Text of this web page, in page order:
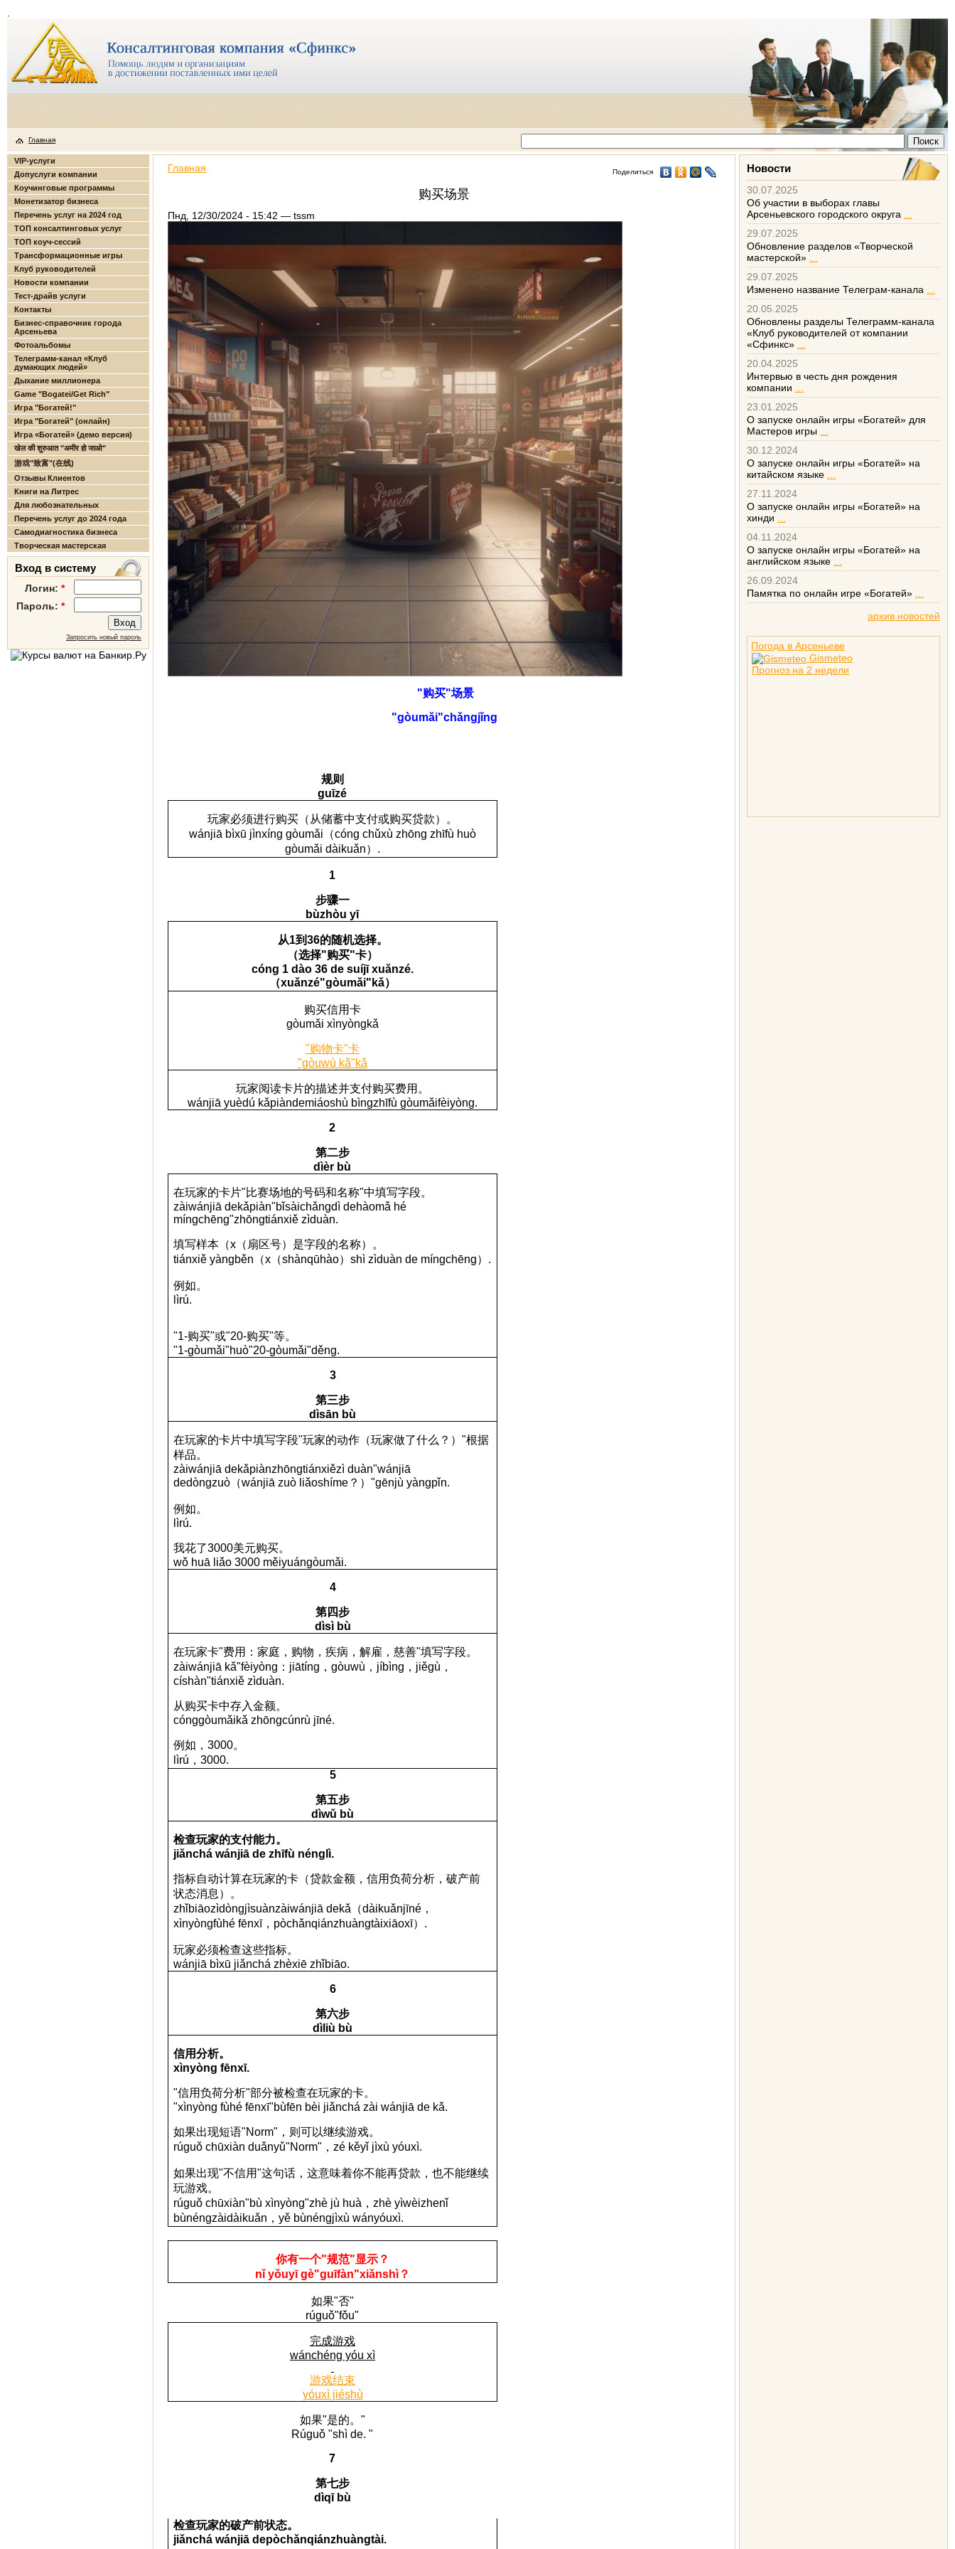
Главная
VIP-услуги
Допуслуги компании
Коучинговые программы
Монетизатор бизнеса
Перечень услуг на 2024 год
ТОП консалтинговых услуг
ТОП коуч-сессий
Трансформационные игры
Клуб руководителей
Новости компании
Тест-драйв услуги
Контакты
Бизнес-справочник города
Арсеньева
Фотоальбомы
Телеграмм-канал «Клуб
думающих людей»
Дыхание миллионера
Game "Bogatei/Get Rich"
Игра "Богатей!"
Игра "Богатей" (онлайн)
Игра «Богатей» (демо версия)
खेल की शुरुआत "अमीर हो जाओ"
游戏"致富"(在线)
Отзывы Клиентов
Книги на Литрес
Для любознательных
Перечень услуг до 2024 года
Самодиагностика бизнеса
Творческая мастерская
Вход в систему
Логин: *
Пароль: *
Запросить новый пароль
Поделиться
Главная
购买场景
Пнд, 12/30/2024 - 15:42 — tssm
"购买"场景
"gòumǎi"chǎngjǐng
规则
guīzé
玩家必须进行购买 （ 从储蓄中支付或购买贷款）
。
wánjiā bìxū jìnxíng gòumǎi （cóng chǔxù zhōng zhīfù huò
gòumǎi dàikuǎn） .
1
步骤一
bùzhòu yī
从1到36的随机选择。
（选择"购买"卡）
cóng 1 dào 36 de suíjī xuǎnzé.
（xuǎnzé"gòumǎi"kǎ）
购买信用卡
gòumǎi xìnyòngkǎ
"购物卡"卡
"gòuwù kǎ"kǎ
玩家阅读卡片的描述并支付购买费用。
wánjiā yuèdú kǎpiàndemiáoshù bìngzhīfù gòumǎifèiyòng.
2
第二步
dìèr bù
在玩家的卡片"比赛场地的号码和名称"中填写字段。
zàiwánjiādekǎpiàn"bǐsàichǎngdìdehàomǎ hé
míngchēng"zhōngtiánxiězìduàn.
填写样本（x （扇区号）是字段的名称）。
tiánxiě yàngběn （x （shànqūhào）shì zìduàn de míngchēng） .
例如。
lìrú.
"1-购买"或"20-购买"等。
"1-gòumǎi"huò"20-gòumǎi"děng.
3
第三步
dìsān bù
在玩家的卡片中填写字段"玩家的动作（玩家做了什么？）"根据
样品。
zàiwánjiādekǎpiànzhōngtiánxiězìduàn"wánjiā
dedòngzuò （wánjiāzuò liǎoshíme ？）"gēnjùyàngpǐn.
例如。
lìrú.
我花了3000美元购买。
wǒ huā liǎo 3000 měiyuángòumǎi.
4
第四步
dìsì bù
在玩家卡"费用：家庭，购物，疾病，解雇，慈善"填写字段。
zàiwánjiā kǎ"fèiyòng ： jiātíng ，gòuwù ， jíbìng ， jiěgù ，
císhàn"tiánxiězìduàn.
从购买卡中存入金额。
cónggòumǎikǎzhōngcúnrù jīné.
例如 ，3000。
lìrú ，3000.
5
第五步
dìwǔ bù
检查玩家的支付能力。
jiǎnchá wánjiā de zhīfù nénglì.
指标自动计算在玩家的卡（贷款金额，信用负荷分析，破产前
状态消息）。
zhǐbiāozìdòngjìsuànzàiwánjiādekǎ （dàikuǎnjīné ，
xìnyòngfùhéfēnxī， pòchǎnqiánzhuàngtàixiāoxī） .
玩家必须检查这些指标。
wánjiā bìxū jiǎncházhèxiēzhǐbiāo.
6
第六步
dìliù bù
信用分析。
xìnyòng fēnxī.
"信用负荷分析"部分被检查在玩家的卡。
"xìnyòng fùhé fēnxī"bùfēn bèi jiǎnchá zài wánjiā de kǎ.
如果出现短语"Norm" ， 则可以继续游戏。
rúguǒ chūxiàn duǎnyǔ"Norm" ，zé kěyǐ jìxù yóuxì.
如果出现"不信用"这句话 ，这意味着你不能再贷款 ，也不能继续
玩游戏。
rúguǒchūxiàn"bùxìnyòng"zhè jù huà ，zhèyìwèizhenǐ
bùnéngzàidàikuǎn ，yě bùnéngjìxùwányóuxì.
你有一个"规范"显示？
nǐyǒuyīgè"guīfàn"xiǎnshì ？
如果"否"
rúguǒ"fǒu"
完成游戏
wánchéng yóu xì
游戏结束
yóuxì jiéshù
如果"是的。 "
Rúguǒ "shì de. "
7
第七步
dìqī bù
检查玩家的破产前状态。
jiǎncháwánjiādepòchǎnqiánzhuàngtài.
Новости
30.07.2025
Об участии в выборах главы
Арсеньевского городского округа
29.07.2025
Обновление разделов «Творческой
мастерской»
29.07.2025
Изменено название Телеграм-канала
20.05.2025
Обновлены разделы Телеграмм-канала
«Клуб руководителей от компании
«Сфинкс»
20.04.2025
Интервью в честь дня рождения
компании
23.01.2025
О запуске онлайн игры «Богатей» для
Мастеров игры
30.12.2024
О запуске онлайн игры «Богатей» на
китайском языке
27.11.2024
О запуске онлайн игры «Богатей» на
хинди
04.11.2024
О запуске онлайн игры «Богатей» на
английском языке
26.09.2024
Памятка по онлайн игре «Богатей»
архив новостей
Погода в Арсеньеве
Gismeteo
Прогноз на 2 недели